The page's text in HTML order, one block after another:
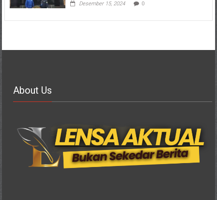
Desember 15, 2024 0
About Us